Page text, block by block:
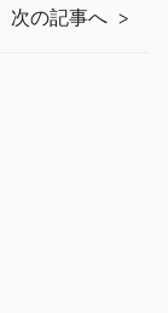
次の記事へ